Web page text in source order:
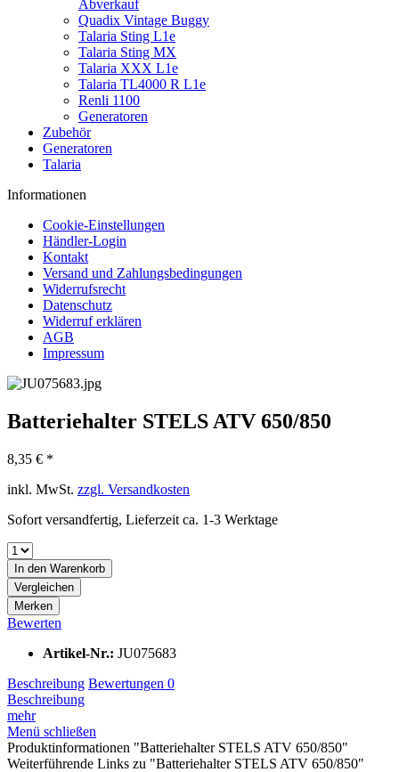
Abverkauf
Quadix Vintage Buggy
Talaria Sting L1e
Talaria Sting MX
Talaria XXX L1e
Talaria TL4000 R L1e
Renli 1100
Generatoren
Zubehör
Generatoren
Talaria
Informationen
Cookie-Einstellungen
Händler-Login
Kontakt
Versand und Zahlungsbedingungen
Widerrufsrecht
Datenschutz
Widerruf erklären
AGB
Impressum
Batteriehalter STELS ATV 650/850
8,35 € *
inkl. MwSt. zzgl. Versandkosten
Sofort versandfertig, Lieferzeit ca. 1-3 Werktage
In den Warenkorb
Vergleichen
Merken
Bewerten
Artikel-Nr.: JU075683
Beschreibung Bewertungen 0
Beschreibung
mehr
Menü schließen
Produktinformationen "Batteriehalter STELS ATV 650/850"
Weiterführende Links zu "Batteriehalter STELS ATV 650/850"